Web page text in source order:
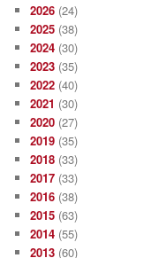
2026 (24)
2025 (38)
2024 (30)
2023 (35)
2022 (40)
2021 (30)
2020 (27)
2019 (35)
2018 (33)
2017 (33)
2016 (38)
2015 (63)
2014 (55)
2013 (60)